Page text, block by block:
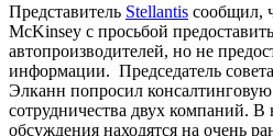
Представитель Stellantis сообщил,
McKinsey с просьбой
автопроизводителей, но не
информации. Председатель
Элканн попросил
сотрудничества двух компаний. В
обсуждения находятся на очень